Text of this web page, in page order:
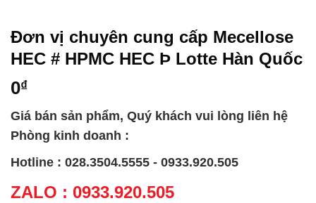
Đơn vị chuyên cung cấp Mecellose
HEC # HPMC HEC Þ Lotte Hàn Quốc
0₫
Giá bán sản phẩm, Quý khách vui lòng liên hệ
Phòng kinh doanh :
Hotline : 028.3504.5555 - 0933.920.505
ZALO : 0933.920.505